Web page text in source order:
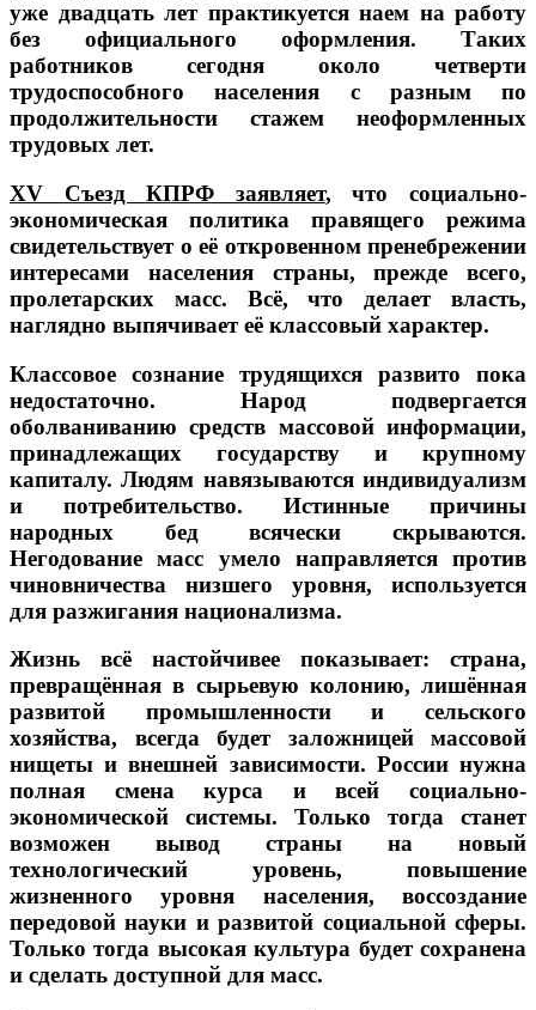
уже двадцать лет практикуется наем на работу
без официального оформления. Таких
работников сегодня около четверти
трудоспособного населения с разным по
продолжительности стажем неоформленных
трудовых лет.
XV Съезд КПРФ заявляет,что социально-
экономическая политика правящего режима
свидетельствует о её откровенном пренебрежении
интересами населения страны, прежде всего,
пролетарских масс. Всё, что делает власть,
наглядно выпячивает её классовый характер.
Классовое сознание трудящихся развито пока
недостаточно. Народ подвергается
оболваниванию средств массовой информации,
принадлежащих государству и крупному
капиталу. Людям навязываются индивидуализм
и потребительство. Истинные причины
народных бед всячески скрываются.
Негодование масс умело направляется против
чиновничества низшего уровня, используется
для разжигания национализма.
Жизнь всё настойчивее показывает: страна,
превращённая в сырьевую колонию, лишённая
развитой промышленности и сельского
хозяйства, всегда будет заложницей массовой
нищеты и внешней зависимости. России нужна
полная смена курса и всей социально-
экономической системы. Только тогда станет
возможен вывод страны на новый
технологический уровень, повышение
жизненного уровня населения, воссоздание
передовой науки и развитой социальной сферы.
Только тогда высокая культура будет сохранена
и сделать доступной для масс.